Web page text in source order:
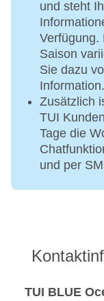
und steht
Verfügung.
Saison
Sie dazu
Information.
Zusätzlich
TUI
Tage die
und per
TUI BLUE